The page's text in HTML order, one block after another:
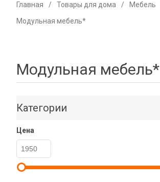
Главная / Товары для дома / Мебель
Модульная мебель*
Модульная мебель*
Категории
Цена